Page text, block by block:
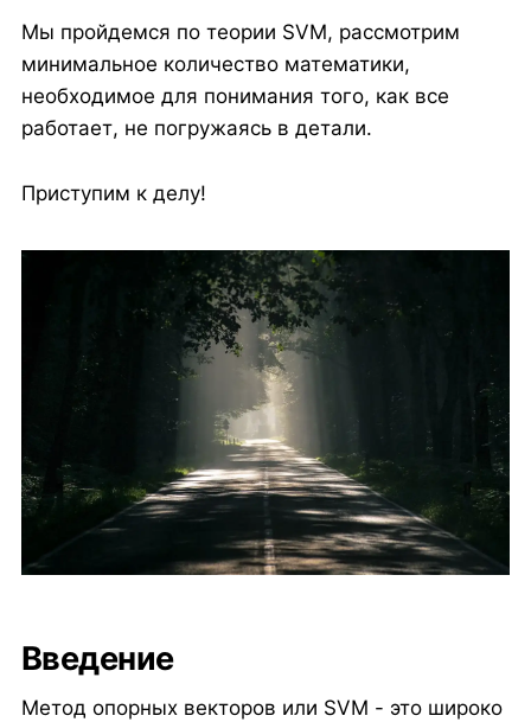
Составление прогнозов с помощью SVM:
Опорные векторы
Дополнительные советы и
рекомендации:
Мы пройдемся по теории SVM, рассмотрим
минимальное количество математики,
необходимое для понимания того, как все
работает, не погружаясь в детали.
Приступим к делу!
Введение
Метод опорных векторов или SVM - это широко